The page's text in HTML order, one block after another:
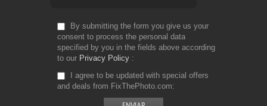
By submitting the form you give us your
consent to process the personal data
specified by you in the fields above according
to our Privacy Policy
I agree to be updated with special offers
and deals from FixThePhoto.com